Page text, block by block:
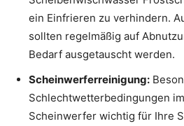
ein Einfrieren zu verhindern.
sollten regelmäßig auf
Bedarf ausgetauscht werden.
Scheinwerferreinigung:
Schlechtwetterbedingungen
Scheinwerfer wichtig für Ihre